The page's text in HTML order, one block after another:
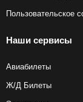
Пользовательское
Наши сервисы
Авиабилеты
Ж/Д Билеты